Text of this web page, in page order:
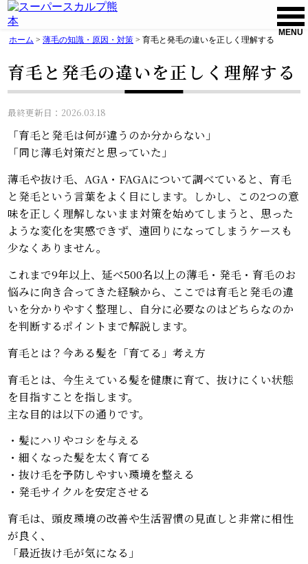
MENU
ホーム >薄毛の知識・原因・対策 >育毛と発毛の違いを正しく理解する
育毛と発毛の違いを正しく理解する
最終更新日：2026.03.18
「育毛と発毛は何が違うのか分からない」
「同じ薄毛対策だと思っていた」
薄毛や抜け毛、AGA・FAGAについて調べていると、育毛
と発毛という言葉をよく目にします。しかし、この2つの意
味を正しく理解しないまま対策を始めてしまうと、思った
ような変化を実感できず、遠回りになってしまうケースも
少なくありません。
これまで9年以上、延べ500名以上の薄毛・発毛・育毛のお
悩みに向き合ってきた経験から、ここでは育毛と発毛の違
いを分かりやすく整理し、自分に必要なのはどちらなのか
を判断するポイントまで解説します。
育毛とは？今ある髪を「育てる」考え方
育毛とは、今生えている髪を健康に育て、抜けにくい状態
を目指すことを指します。
主な目的は以下の通りです。
・髪にハリやコシを与える
・細くなった髪を太く育てる
・抜け毛を予防しやすい環境を整える
・発毛サイクルを安定させる
育毛は、頭皮環境の改善や生活習慣の見直しと非常に相性
が良く、
「最近抜け毛が気になる」